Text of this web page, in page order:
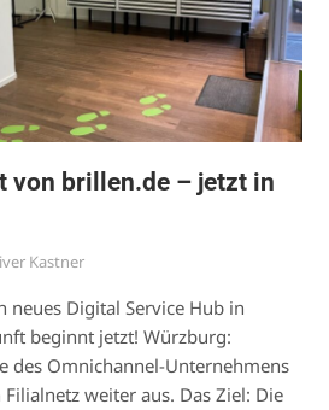
von brillen.de – jetzt in
Kastner
neues Digital Service Hub in
beginnt jetzt! Würzburg:
des Omnichannel-Unternehmens
weiter aus. Das Ziel: Die